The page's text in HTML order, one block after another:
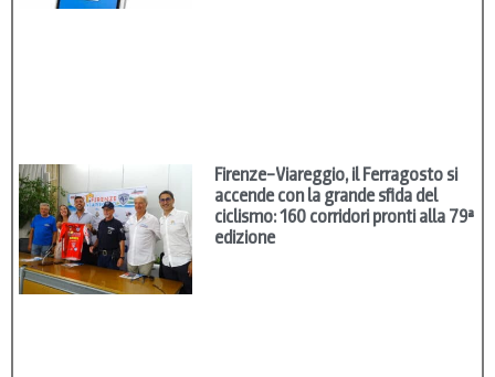
Firenze–Viareggio, il Ferragosto si
accende con la grande sfida del
ciclismo: 160 corridori pronti alla 79ª
edizione